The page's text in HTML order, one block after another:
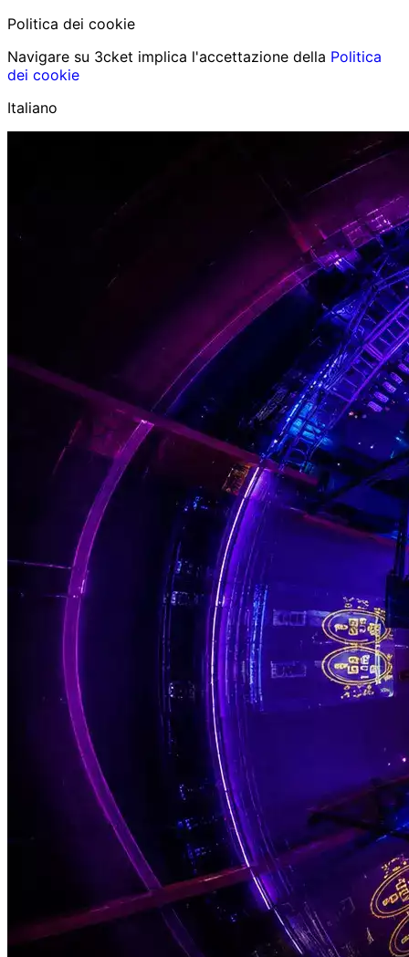
Politica dei cookie
Navigare su 3cket implica l'accettazione della Politica
dei cookie
Italiano